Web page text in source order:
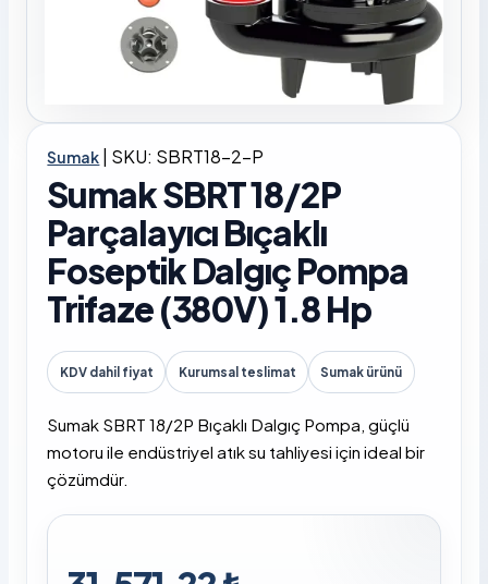
Sumak | SKU: SBRT18-2-P
Sumak SBRT 18/2P
Parçalayıcı Bıçaklı
Foseptik Dalgıç Pompa
Trifaze (380V) 1.8 Hp
KDV dahil fiyat Kurumsal teslimat Sumak ürünü
Sumak SBRT 18/2P Bıçaklı Dalgıç Pompa, güçlü
motoru ile endüstriyel atık su tahliyesi için ideal bir
çözümdür.